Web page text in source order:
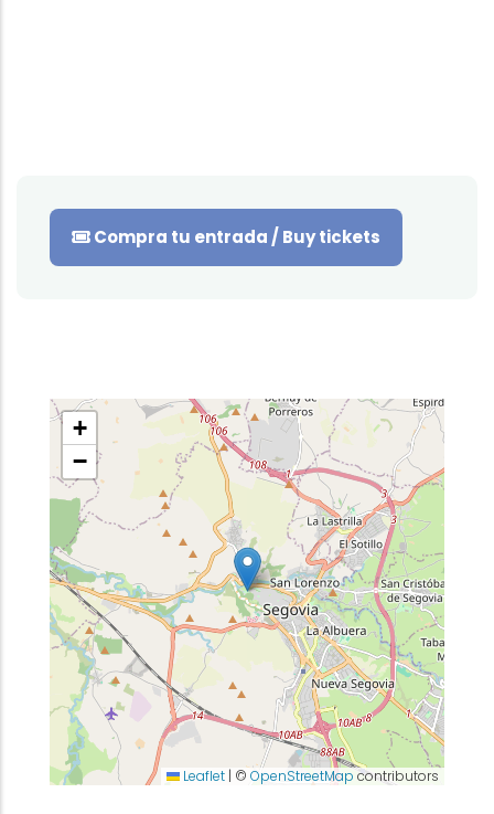
Compra tu entrada / Buy tickets
+
−
Leaflet | © OpenStreetMap contributors